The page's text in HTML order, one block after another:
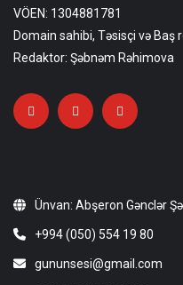
VÖEN: 1304881781
Domain sahibi, Təsisçi və
Redaktor: Şəbnəm Rəhimova
Ünvan: Abşeron Gənclər
+994 (050) 554 19 80
gununsesi@gmail.com